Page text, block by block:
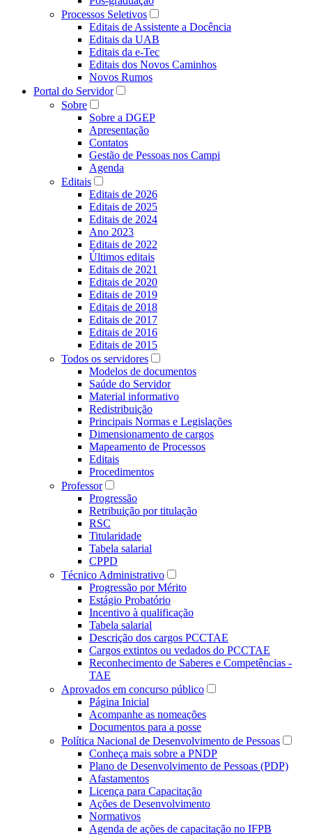
Processos Seletivos
Editais de Assistente a Docência
Editais da UAB
Editais da e-Tec
Editais dos Novos Caminhos
Novos Rumos
Portal do Servidor
Sobre
Sobre a DGEP
Apresentação
Contatos
Gestão de Pessoas nos Campi
Agenda
Editais
Editais de 2026
Editais de 2025
Editais de 2024
Ano 2023
Editais de 2022
Últimos editais
Editais de 2021
Editais de 2020
Editais de 2019
Editais de 2018
Editais de 2017
Editais de 2016
Editais de 2015
Todos os servidores
Modelos de documentos
Saúde do Servidor
Material informativo
Redistribuição
Principais Normas e Legislações
Dimensionamento de cargos
Mapeamento de Processos
Editais
Procedimentos
Professor
Progressão
Retribuição por titulação
RSC
Titularidade
Tabela salarial
CPPD
Técnico Administrativo
Progressão por Mérito
Estágio Probatório
Incentivo à qualificação
Tabela salarial
Descrição dos cargos PCCTAE
Cargos extintos ou vedados do PCCTAE
Reconhecimento de Saberes e Competências -
TAE
Aprovados em concurso público
Página Inicial
Acompanhe as nomeações
Documentos para a posse
Política Nacional de Desenvolvimento de Pessoas
Conheça mais sobre a PNDP
Plano de Desenvolvimento de Pessoas (PDP)
Afastamentos
Licença para Capacitação
Ações de Desenvolvimento
Normativos
Agenda de ações de capacitação no IFPB